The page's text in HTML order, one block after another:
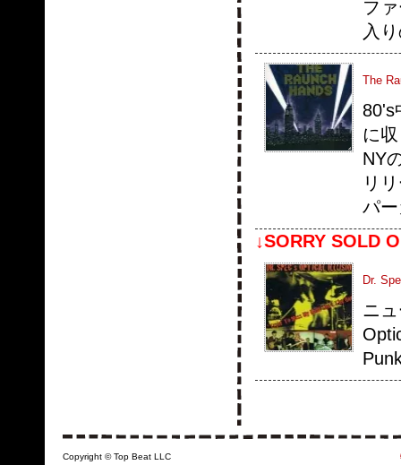
フ
入
The
80's
に
NY
リ
パ
↓SORRY SOLD
Dr.
ニ
Copyright © Top Beat LLC